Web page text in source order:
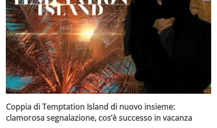
Coppia di Temptation Island di nuovo insieme:
clamorosa segnalazione, cos’è successo in vacanza